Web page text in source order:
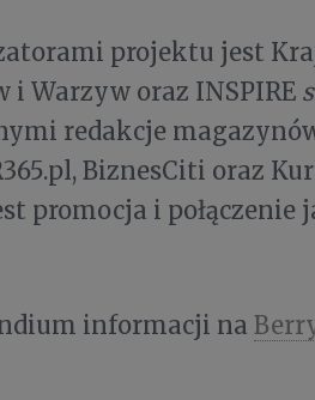
projektu jest
i Warzyw oraz INSPIRE
redakcje
BiznesCiti oraz
promocja i
informacji na